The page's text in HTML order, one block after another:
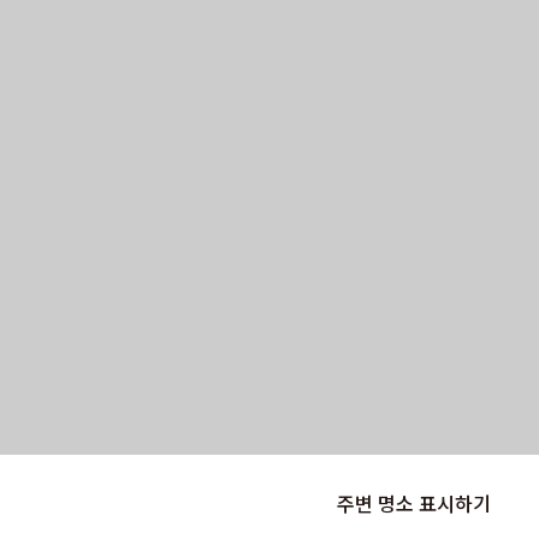
주변 명소 표시하기